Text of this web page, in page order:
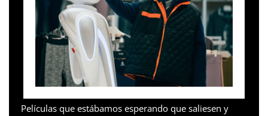
Películas que estábamos esperando que saliesen y